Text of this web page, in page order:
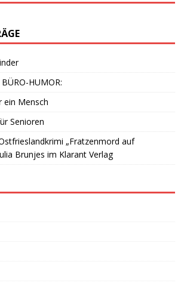
HUMOR:
ein Mensch
Senioren
„Fratzenmord auf
Brunjes im Klarant Verlag